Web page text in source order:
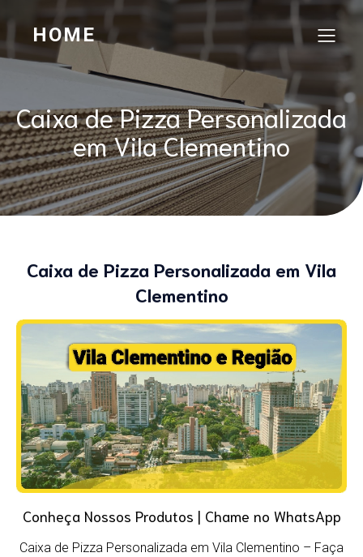
HOME
Caixa de Pizza Personalizada
em Vila Clementino
Caixa de Pizza Personalizada em Vila
Clementino
Conheça Nossos Produtos | Chame no WhatsApp
Caixa de Pizza Personalizada em Vila Clementino – Faça